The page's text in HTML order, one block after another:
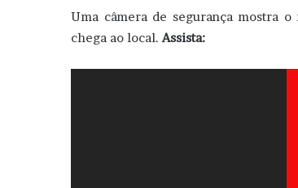
Uma câmera de segurança mostra
chega ao local.Assista: